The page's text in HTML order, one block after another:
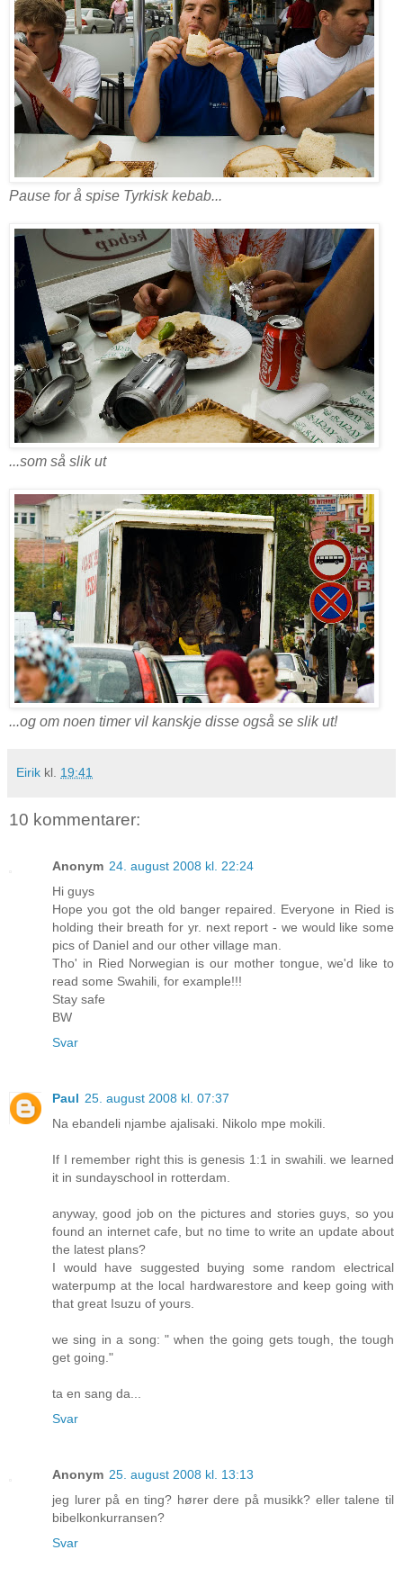
Pause for å spise Tyrkisk kebab...
...som så slik ut
...og om noen timer vil kanskje disse også se slik ut!
Eirik kl. 19:41
10 kommentarer:
Anonym 24. august 2008 kl. 22:24
Hi guys
Hope you got the old banger repaired. Everyone in Ried is
holding their breath for yr. next report - we would like some
pics of Daniel and our other village man.
Tho' in Ried Norwegian is our mother tongue, we'd like to
read some Swahili, for example!!!
Stay safe
BW
Svar
Paul 25. august 2008 kl. 07:37
Na ebandeli njambe ajalisaki. Nikolo mpe mokili.
If I remember right this is genesis 1:1 in swahili. we learned
it in sundayschool in rotterdam.
anyway, good job on the pictures and stories guys, so you
found an internet cafe, but no time to write an update about
the latest plans?
I would have suggested buying some random electrical
waterpump at the local hardwarestore and keep going with
that great Isuzu of yours.
we sing in a song: " when the going gets tough, the tough
get going."
ta en sang da...
Svar
Anonym 25. august 2008 kl. 13:13
jeg lurer på en ting? hører dere på musikk? eller talene til
bibelkonkurransen?
Svar